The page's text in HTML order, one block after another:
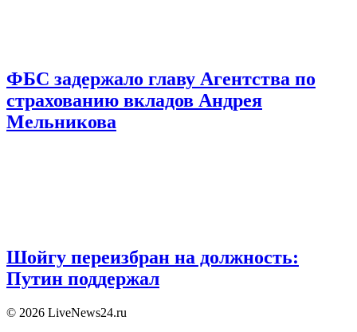
ФБС задержало главу Агентства по
страхованию вкладов Андрея
Мельникова
Шойгу переизбран на должность:
Путин поддержал
© 2026 LiveNews24.ru